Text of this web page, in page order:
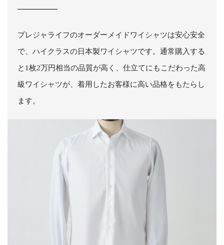
プレジャライフのオーダーメイドワイシャツは安心安全
で、ハイクラスの日本製ワイシャツです。通常購入する
と1枚2万円相当の品質が高く、仕立てにもこだわった高
級ワイシャツが、着用したお客様に高い品格をもたらし
ます。